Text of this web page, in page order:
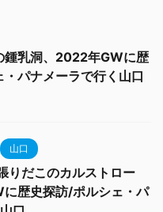
鍾乳洞、2022年GWに歴
パナメーラで行く山口
山口
りだこのカルストロー
歴史探訪/ポルシェ・パ